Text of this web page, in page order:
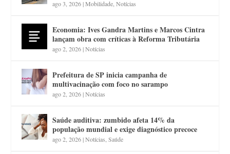
ago 3, 2026|Mobilidade,Notícias
Economia: Ives Gandra Martins e Marcos Cintra
lançam obra com críticas à Reforma Tributária
ago 2, 2026|Notícias
Prefeitura de SP inicia campanha de
multivacinação com foco no sarampo
ago 2, 2026|Notícias
Saúde auditiva: zumbido afeta 14% da
população mundial e exige diagnóstico precoce
ago 2, 2026|Notícias,Saúde